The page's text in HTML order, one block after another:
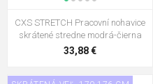
CXS STRETCH Pracovní nohavice
skrátené stredne modrá-čierna
33,88 €